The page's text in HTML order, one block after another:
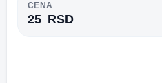
CENA
25 RSD